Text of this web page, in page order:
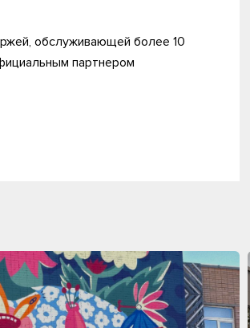
обслуживающей более 10
партнером